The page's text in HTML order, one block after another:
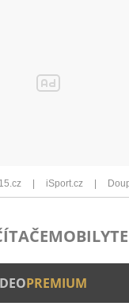
iSport.cz
MOBILY
PREMIUM